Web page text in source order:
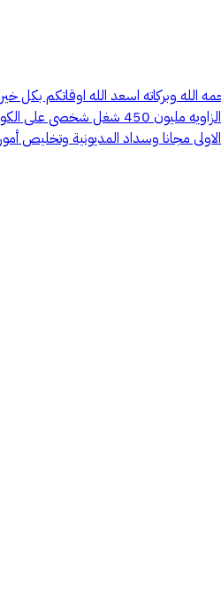
شماليه السعر مليون 400 الف
مجانا وسداد المديونية وتخليص أمور